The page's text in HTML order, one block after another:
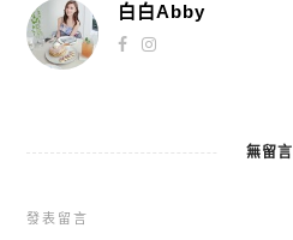
白白Abby
無留言
發表留言